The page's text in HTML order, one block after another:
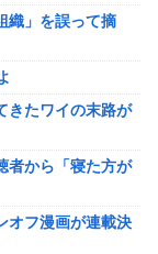
ｗｗｗｗｗｗｗｗ
政権に協力的でな
金は？育児は？
織」を誤って摘
きたワイの末路が
者から「寝た方が
オフ漫画が連載決